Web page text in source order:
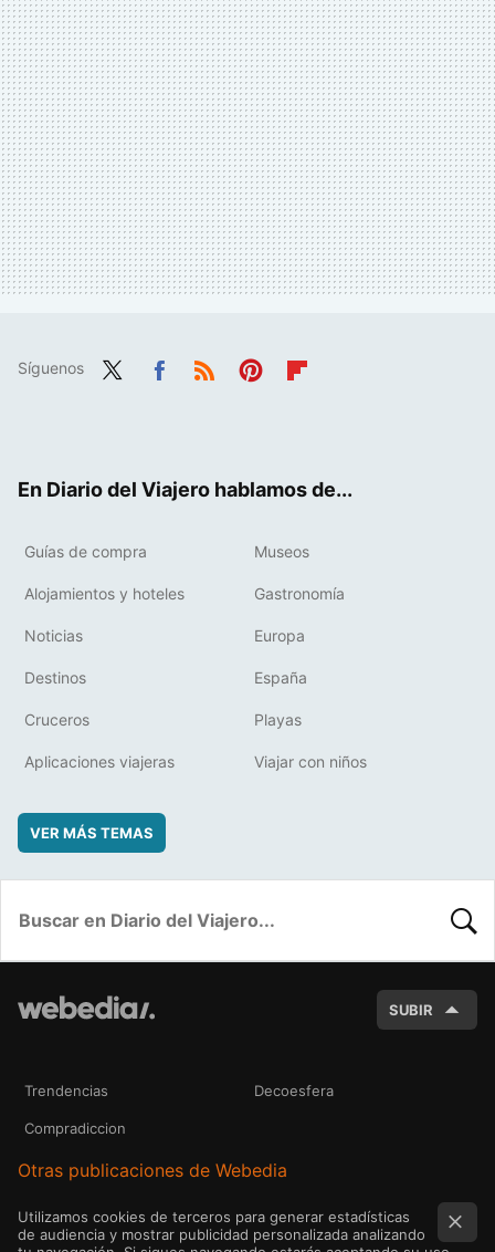
Síguenos
En Diario del Viajero hablamos de...
Guías de compra Museos
Alojamientos y hoteles Gastronomía
Noticias Europa
Destinos España
Cruceros Playas
Aplicaciones viajeras Viajar con niños
VER MÁS TEMAS
SUBIR
Trendencias Decoesfera
Compradiccion
Otras publicaciones de Webedia
Utilizamos cookies de terceros para generar estadísticas
de audiencia y mostrar publicidad personalizada analizando